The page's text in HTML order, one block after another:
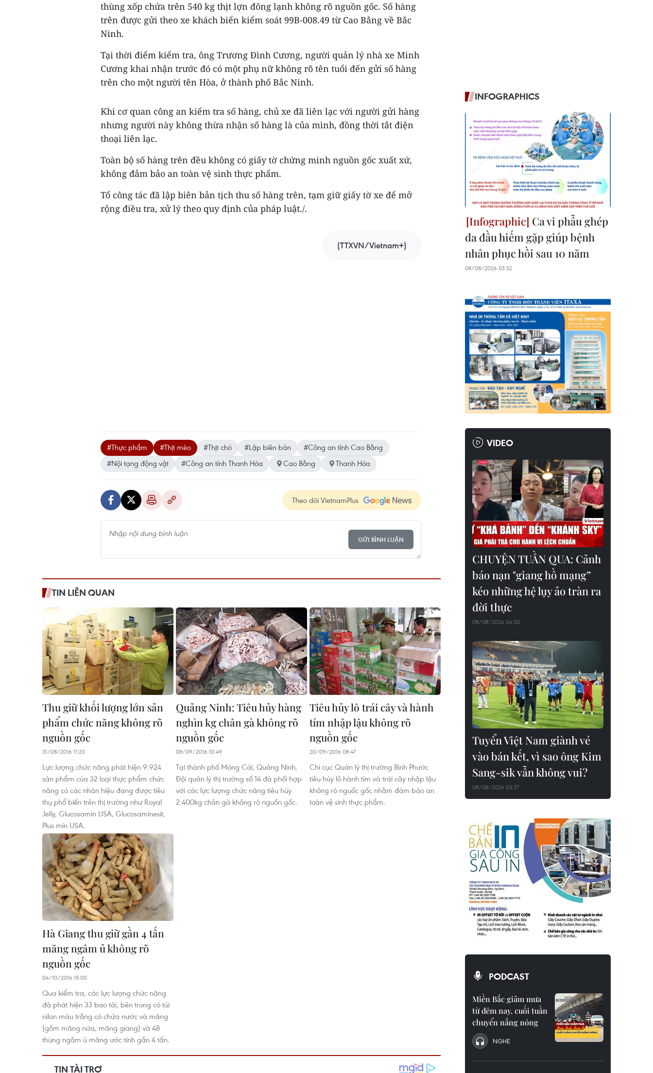
thùng xốp chứa trên 540 kg thịt lợn đông lạnh không rõ nguồn gốc. Số hàng
trên được gửi theo xe khách biển kiểm soát 99B-008.49 từ Cao Bằng về Bắc
Ninh.
Tại thời điểm kiểm tra, ông Trương Đình Cương, người quản lý nhà xe Minh
Cương khai nhận trước đó có một phụ nữ không rõ tên tuổi đến gửi số hàng
trên cho một người tên Hòa, ở thành phố Bắc Ninh.
Khi cơ quan công an kiểm tra số hàng, chủ xe đã liên lạc với người gửi hàng
nhưng người này không thừa nhận số hàng là của mình, đồng thời tắt điện
thoại liên lạc.
Toàn bộ số hàng trên đều không có giấy tờ chứng minh nguồn gốc xuất xứ,
không đảm bảo an toàn vệ sinh thực phẩm.
Tổ công tác đã lập biên bản tịch thu số hàng trên, tạm giữ giấy tờ xe để mở
rộng điều tra, xử lý theo quy định của pháp luật./.
(TTXVN/Vietnam+)
#Thực phẩm #Thịt mèo #Thịt chó #Lập biên bản
#Công an tỉnh Cao Bằng
#Nội tạng động vật
#Công an tỉnh Thanh Hóa Cao Bằng Thanh Hóa
Theo dõi VietnamPlus
GỬI BÌNH LUẬN
TIN LIÊN QUAN
Thu giữ khối lượng lớn sản
phẩm chức năng không rõ
nguồn gốc
31/08/2016 11:20
Lực lượng chức năng phát hiện 9.924
sản phẩm của 32 loại thực phẩm chức
năng có các nhãn hiệu đang được tiêu
thụ phổ biến trên thị trường như Royal
Jelly, Glucosamin USA, Glucosaminesit,
Plus min USA.
Quảng Ninh: Tiêu hủy hàng
nghìn kg chân gà không rõ
nguồn gốc
08/09/2016 10:49
Tại thành phố Móng Cái, Quảng Ninh,
Đội quản lý thị trường số 14 đã phối hợp
với các lực lượng chức năng tiêu hủy
2.400kg chân gà không rõ nguồn gốc.
Tiêu hủy lô trái cây và hành
tím nhập lậu không rõ
nguồn gốc
20/09/2016 08:47
Chi cục Quản lý thị trường Bình Phước
tiêu hủy lô hành tím và trái cây nhập lậu
không rõ nguốc gốc nhằm đảm bảo an
toàn vệ sinh thực phẩm.
Hà Giang thu giữ gần 4 tấn
măng ngâm ủ không rõ
nguồn gốc
04/10/2016 15:00
Qua kiểm tra, các lực lượng chức năng
đã phát hiện 33 bao tải, bên trong có túi
nilon màu trắng có chứa nước và măng
(gồm măng nứa, măng giang) và 48
thùng ngâm ủ măng ước tính gần 4 tấn.
INFOGRAPHICS
Ca vi phẫu ghép
da đầu hiếm gặp giúp bệnh
nhân phục hồi sau 10 năm
08/08/2026 03:52
VIDEO
CHUYỆN TUẦN QUA: Cảnh
báo nạn "giang hồ mạng”
kéo những hệ lụy ảo tràn ra
đời thực
08/08/2026 04:00
Tuyển Việt Nam giành vé
vào bán kết, vì sao ông Kim
Sang-sik vẫn không vui?
08/08/2026 03:37
PODCAST
Miền Bắc giảm mưa
từ đêm nay, cuối tuần
chuyển nắng nóng
NGHE